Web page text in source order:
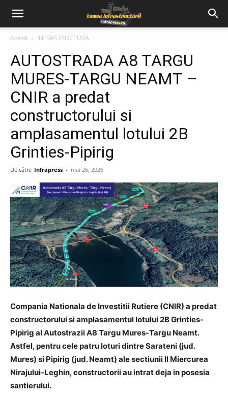
Acasă INFRASTRUCTURA
AUTOSTRADA A8 TARGU
MURES-TARGU NEAMT –
CNIR a predat
constructorului si
amplasamentul lotului 2B
Grinties-Pipirig
De către Infrapress - mai 26, 2026
Compania Nationala de Investitii Rutiere (CNIR) a predat
constructorului si amplasamentul lotului 2B Grinties-
Pipirig al Autostrazii A8 Targu Mures-Targu Neamt.
Astfel, pentru cele patru loturi dintre Sarateni (jud.
Mures) si Pipirig (jud. Neamt) ale sectiunii II Miercurea
Nirajului-Leghin, constructorii au intrat deja in posesia
santierului.